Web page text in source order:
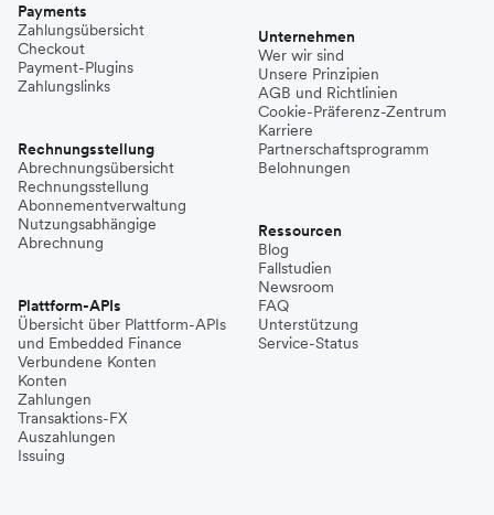
Payments
Zahlungsübersicht
Checkout
Payment-Plugins
Zahlungslinks
Rechnungsstellung
Abrechnungsübersicht
Rechnungsstellung
Abonnementverwaltung
Nutzungsabhängige
Abrechnung
Plattform-APIs
Übersicht über Plattform-APIs
und Embedded Finance
Verbundene Konten
Konten
Zahlungen
Transaktions-FX
Auszahlungen
Issuing
Unternehmen
Wer wir sind
Unsere Prinzipien
AGB und Richtlinien
Cookie-Präferenz-Zentrum
Karriere
Partnerschaftsprogramm
Belohnungen
Ressourcen
Blog
Fallstudien
Newsroom
FAQ
Unterstützung
Service-Status